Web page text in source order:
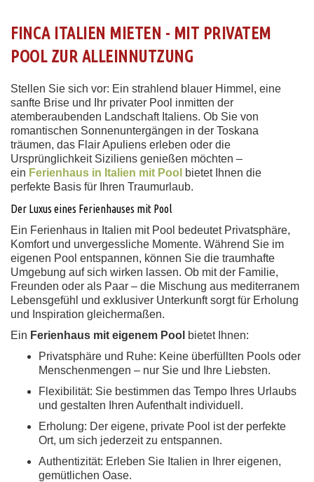
FINCA ITALIEN MIETEN - MIT PRIVATEM
POOL ZUR ALLEINNUTZUNG
Stellen Sie sich vor: Ein strahlend blauer Himmel, eine
sanfte Brise und Ihr privater Pool inmitten der
atemberaubenden Landschaft Italiens. Ob Sie von
romantischen Sonnenuntergängen in der Toskana
träumen, das Flair Apuliens erleben oder die
Ursprünglichkeit Siziliens genießen möchten –
ein Ferienhaus in Italien mit Pool
bietet Ihnen die
perfekte Basis für Ihren Traumurlaub.
Der Luxus eines Ferienhauses mit Pool
Ein Ferienhaus in Italien mit Pool bedeutet Privatsphäre,
Komfort und unvergessliche Momente. Während Sie im
eigenen Pool entspannen, können Sie die traumhafte
Umgebung auf sich wirken lassen. Ob mit der Familie,
Freunden oder als Paar – die Mischung aus mediterranem
Lebensgefühl und exklusiver Unterkunft sorgt für Erholung
und Inspiration gleichermaßen.
Ein Ferienhaus mit eigenem Pool bietet Ihnen:
Privatsphäre und Ruhe: Keine überfüllten Pools oder
Menschenmengen – nur Sie und Ihre Liebsten.
Flexibilität: Sie bestimmen das Tempo Ihres Urlaubs
und gestalten Ihren Aufenthalt individuell.
Erholung: Der eigene, private Pool ist der perfekte
Ort, um sich jederzeit zu entspannen.
Authentizität: Erleben Sie Italien in Ihrer eigenen,
gemütlichen Oase.